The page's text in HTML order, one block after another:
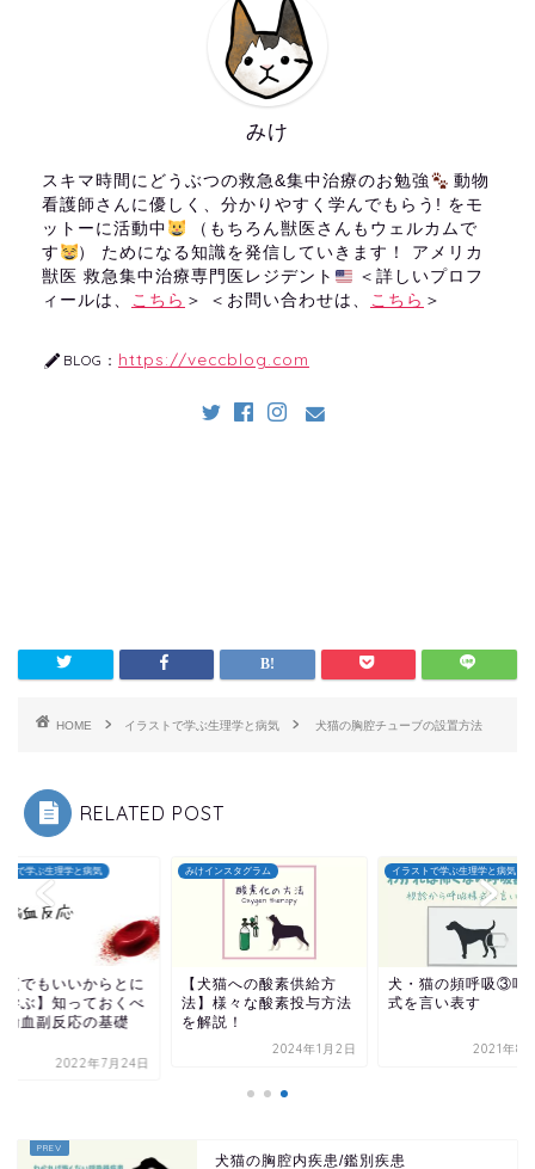
みけ
スキマ時間にどうぶつの救急&集中治療のお勉強
動物
看護師さんに優しく、分かりやすく学んでもらう! をモ
ットーに活動中
（もちろん獣医さんもウェルカムで
す
） ためになる知識を発信していきます！ アメリカ
獣医 救急集中治療専門医レジデント
＜詳しいプロフ
ィールは、 こちら ＞ ＜お問い合わせは、 こちら ＞
BLOG： https://veccblog.com
HOME イラストで学ぶ生理学と病気 犬猫の胸腔チューブの設置方法
RELATED POST
トで学ぶ生理学と病気
更でもいいからとに
学ぶ】知っておくべ
輸血副反応の基礎
2022年7月24日
みけインスタグラム
【犬猫への酸素供給方
法】様々な酸素投与方法
を解説！
2024年1月2日
イラストで学ぶ生理学と病気
犬・猫の頻呼吸③呼
式を言い表す
2021年8
犬猫の胸腔内疾患/鑑別疾患